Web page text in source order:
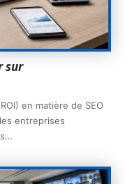
sur
en matière de SEO
entreprises
…